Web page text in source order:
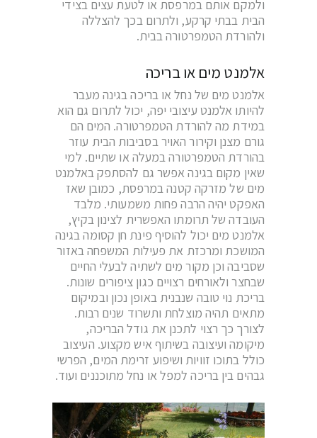
ולמקם אותם במרפסת או לטעת עצים בצידי
הבית בבתי קרקע, ולתרום בכך להצללה
ולהורדת הטמפרטורה בבית.
אלמנט מים או בריכה
אלמנט מים של נחל או בריכה בגינה מעבר
להיותו אלמנט עיצובי יפה, יכול לתרום גם הוא
במידת מה להורדת הטמפרטורה. המים הם
גורם מצנן וקירור האויר בסביבות הבית עוזר
בהורדת הטמפרטורה במעלה או שתיים. למי
שאין מקום בגינה אפשר גם להסתפק באלמנט
מים של מזרקה קטנה במרפסת, כמובן שאז
האפקט יהיה הרבה פחות משמעותי. מלבד
העובדה של תרומתו האפשרית לצינון בקיץ,
אלמנט מים יכול להוסיף פינת חן קסומה בגינה
המושכת ומרכזת את פעילות המשפחה באזור
שסביבה וכן מקור מים לשתיה לבעלי החיים
שבחצר ולאורחים רצויים כגון ציפורים שונות.
בריכת נוי טובה שנבנית באופן נכון ובמיקום
מתאים תהיה מוצלחת ותשרוד שנים רבות.
לצורך כך רצוי לתכנן את גודל הבריכה,
מיקומה ועיצובה בשיתוף איש מקצוע. העיצוב
כולל בתוכו זוויות ושיפוע זרימת המים, הפרשי
גבהים בין בריכה למפל או נחל מתוכננים ועוד.